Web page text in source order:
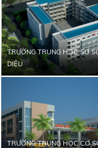
TRƯỜNG TRUNG HỌC SƠ
DIỆU
TRƯỜNG TRUNG HỌC CƠ